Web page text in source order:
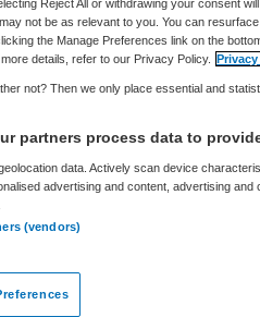
Skipr Redactie 11 juni 2010,
leggen professionele
deze extra tijd kosten.
worden wel gevolgd. Dit
bij Tranzo aan de
Reject All or withdrawing your consent
not be as relevant to you. You can
the Manage Preferences link on the
details, refer to our Privacy Policy.
not? Then we only place essential and
partners process data to
data. Actively scan device
advertising and content, advertising
(vendors)